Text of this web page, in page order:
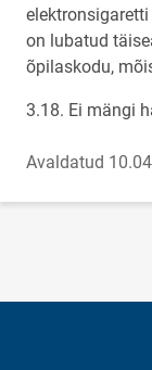
on lubatud
õpilaskodu,
3.18. Ei mängi
Avaldatud